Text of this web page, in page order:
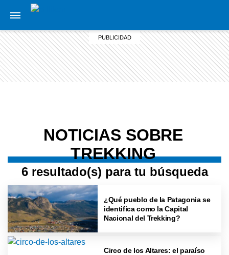
NOTICIAS SOBRE
TREKKING
6 resultado(s) para tu búsqueda
¿Qué pueblo de la Patagonia se
identifica como la Capital
Nacional del Trekking?
Circo de los Altares: el paraíso